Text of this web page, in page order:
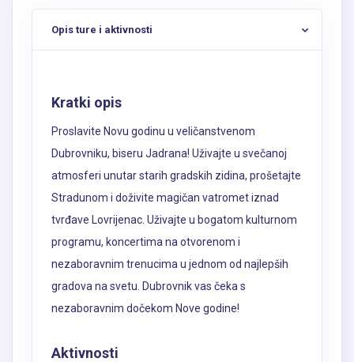
Opis ture i aktivnosti
Kratki opis
Proslavite Novu godinu u veličanstvenom
Dubrovniku, biseru Jadrana! Uživajte u svečanoj
atmosferi unutar starih gradskih zidina, prošetajte
Stradunom i doživite magičan vatromet iznad
tvrđave Lovrijenac. Uživajte u bogatom kulturnom
programu, koncertima na otvorenom i
nezaboravnim trenucima u jednom od najlepših
gradova na svetu. Dubrovnik vas čeka s
nezaboravnim dočekom Nove godine!
Aktivnosti